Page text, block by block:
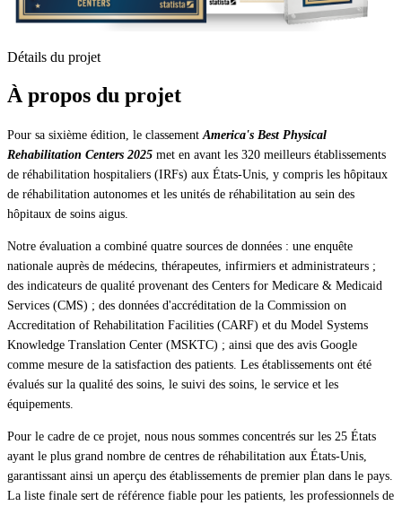
Détails du projet
À propos du projet
Pour sa sixième édition, le classementAmerica's Best Physical
Rehabilitation Centers 2025 met en avant les 320 meilleurs établissements
de réhabilitation hospitaliers (IRFs) aux États-Unis, y compris les hôpitaux
de réhabilitation autonomes et les unités de réhabilitation au sein des
hôpitaux de soins aigus.
Notre évaluation a combiné quatre sources de données : une enquête
nationale auprès de médecins, thérapeutes, infirmiers et administrateurs ;
des indicateurs de qualité provenant des Centers for Medicare & Medicaid
Services (CMS) ; des données d'accréditation de la Commission on
Accreditation of Rehabilitation Facilities (CARF) et du Model Systems
Knowledge Translation Center (MSKTC) ; ainsi que des avis Google
comme mesure de la satisfaction des patients. Les établissements ont été
évalués sur la qualité des soins, le suivi des soins, le service et les
équipements.
Pour le cadre de ce projet, nous nous sommes concentrés sur les 25 États
ayant le plus grand nombre de centres de réhabilitation aux États-Unis,
garantissant ainsi un aperçu des établissements de premier plan dans le pays.
La liste finale sert de référence fiable pour les patients, les professionnels de